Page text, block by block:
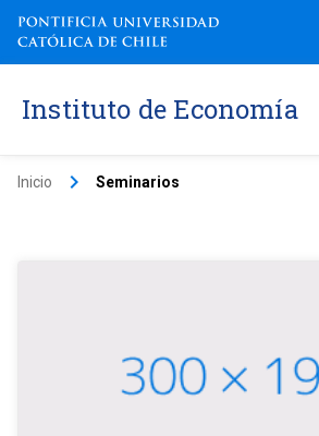
Instituto de Economía
Inicio keyboard_arrow_right Seminarios